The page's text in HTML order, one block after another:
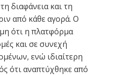
διαφάνεια και τη
από κάθε αγορά. Ο
ότι η πλατφόρμα
και σε συνεχή
ενώ ιδιαίτερη
ότι αναπτύχθηκε από